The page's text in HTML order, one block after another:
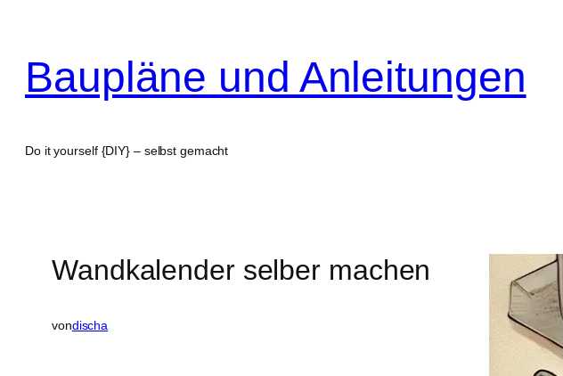
springen
Baupläne und Anleitungen
Do it yourself {DIY} – selbst gemacht
Wandkalender selber machen
vondischa